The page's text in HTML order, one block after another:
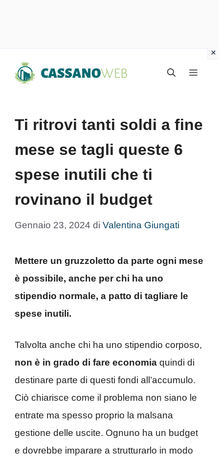
Menu
Ti ritrovi tanti soldi a fine
mese se tagli queste 6
spese inutili che ti
rovinano il budget
Gennaio 23, 2024 di Valentina Giungati
Mettere un gruzzoletto da parte ogni mese
è possibile, anche per chi ha uno
stipendio normale, a patto di tagliare le
spese inutili.
Talvolta anche chi ha uno stipendio corposo,
non è in grado di fare economia quindi di
destinare parte di questi fondi all’accumulo.
Ciò chiarisce come il problema non siano le
entrate ma spesso proprio la malsana
gestione delle uscite. Ognuno ha un budget
e dovrebbe imparare a strutturarlo in modo